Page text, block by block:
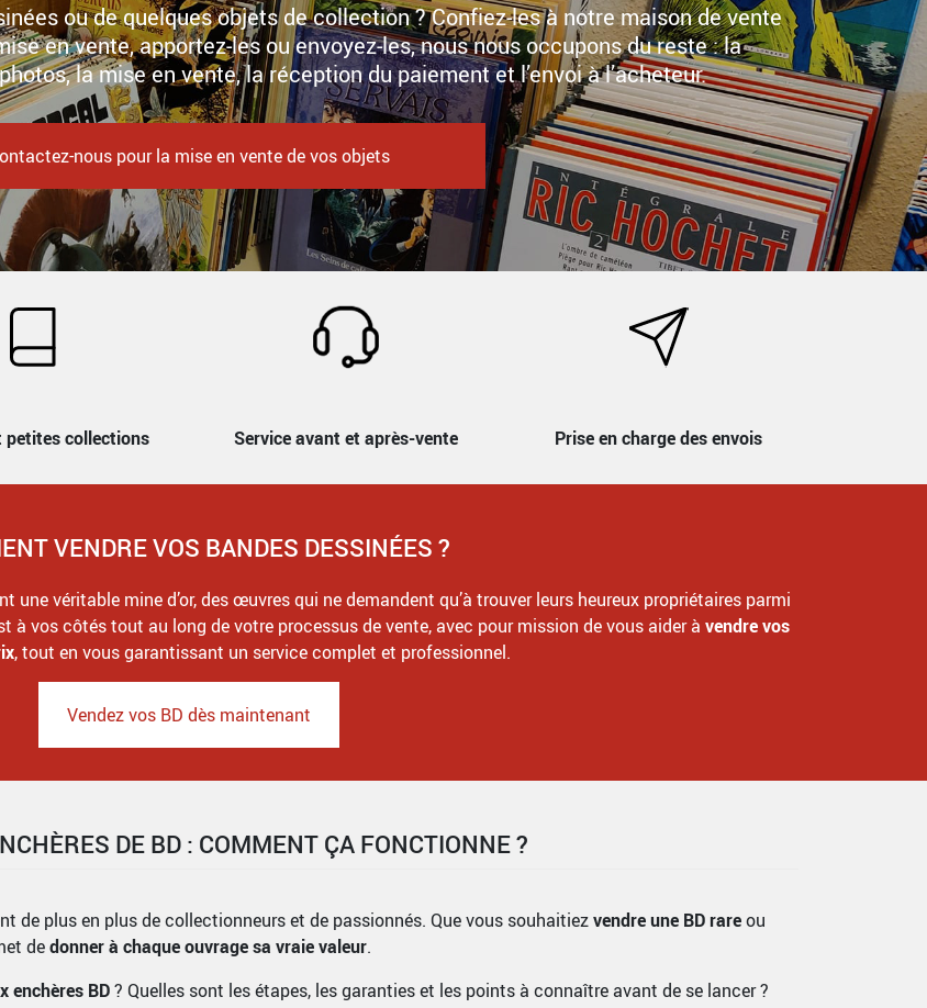
ou de quelques objets de collection ? Confiez-les à notre maison de vente
en vente, apportez-les ou envoyez-les, nous nous occupons du reste : la
la mise en vente, la réception du paiement et l’envoi à l’acheteur.
nous pour la mise en vente de vos objets
petites collections Service avant et après-vente Prise en charge des envois
VENDRE VOS BANDES DESSINÉES ?
véritable mine d’or, des œuvres qui ne demandent qu’à trouver leurs heureux propriétaires parmi
à vos côtés tout au long de votre processus de vente, avec pour mission de vous aider à vendre vos
, tout en vous garantissant un service complet et professionnel.
Vendez vos BD dès maintenant
DE BD : COMMENT ÇA FONCTIONNE ?
de plus en plus de collectionneurs et de passionnés. Que vous souhaitiezvendre une BD rareou
dedonner à chaque ouvrage sa vraie valeur.
enchères BD? Quelles sont les étapes, les garanties et les points à connaître avant de se lancer ?